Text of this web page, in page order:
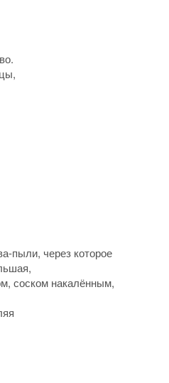
пыли, через которое
соском накалённым,